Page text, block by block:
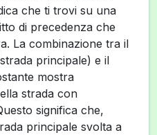
che ti trovi su una
di precedenza che
La combinazione tra il
principale) e il
mostra
strada con
significa che,
principale svolta a